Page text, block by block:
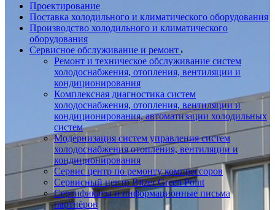
Проектирование
Поставка холодильного и климатического оборудования
Производство холодильного и климатического
оборудования
Сервисное обслуживание и ремонт
Ремонт и техническое обслуживание систем
холодоснабжения, отопления, вентиляции и
кондиционирования
Комплексная диагностика систем
холодоснабжения, отопления, вентиляции и
кондиционирования, автоматизации холодильных
систем
Модернизация систем управления систем
холодоснабжения отопления, вентиляции и
кондиционирования
Сервис центр по ремонту компрессоров
Сервисный центр Bitzer Green Point
Сертификаты и информационные письма
партнёров